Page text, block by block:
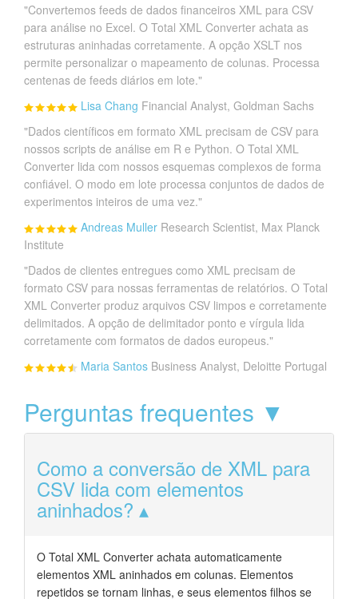
"Convertemos feeds de dados financeiros XML para CSV
para análise no Excel. O Total XML Converter achata as
estruturas aninhadas corretamente. A opção XSLT nos
permite personalizar o mapeamento de colunas. Processa
centenas de feeds diários em lote."
Lisa Chang Financial Analyst, Goldman Sachs
"Dados científicos em formato XML precisam de CSV para
nossos scripts de análise em R e Python. O Total XML
Converter lida com nossos esquemas complexos de forma
confiável. O modo em lote processa conjuntos de dados de
experimentos inteiros de uma vez."
Andreas Muller Research Scientist, Max Planck
Institute
"Dados de clientes entregues como XML precisam de
formato CSV para nossas ferramentas de relatórios. O Total
XML Converter produz arquivos CSV limpos e corretamente
delimitados. A opção de delimitador ponto e vírgula lida
corretamente com formatos de dados europeus."
Maria Santos Business Analyst, Deloitte Portugal
Perguntas frequentes ▼
Como a conversão de XML para
CSV lida com elementos
aninhados?
O Total XML Converter achata automaticamente
elementos XML aninhados em colunas. Elementos
repetidos se tornam linhas, e seus elementos filhos se